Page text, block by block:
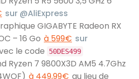
sur @AliExpress
GIGABYTE Radeon RX
– 16 Go à 599€ sur
le code 50DES499
Ryzen 7 9800X3D AM5 4.7Ghz
à 449,99€ au lieu de